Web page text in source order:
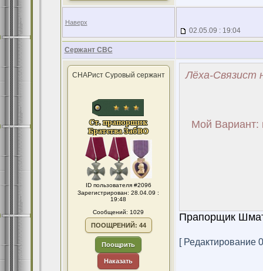
Наверх
02.05.09 : 19:04
Сержант СВС
СНАРист Суровый сержант
ID пользователя #2096
Зарегистрирован: 28.04.09 :
19:48
Сообщений: 1029
ПООЩРЕНИЙ: 44
Поощрить
Наказать
Лёха-Связист
Мой Вариант:
Прапорщик
[ Редактирование